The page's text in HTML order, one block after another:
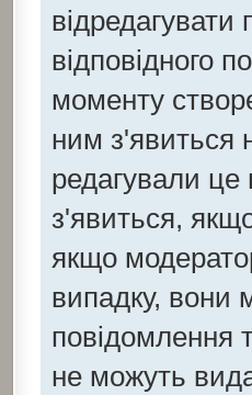
відповідного
моменту
ним з'явиться
редагували це
з'явиться,
якщо
випадку, вони
повідомлення
не можуть